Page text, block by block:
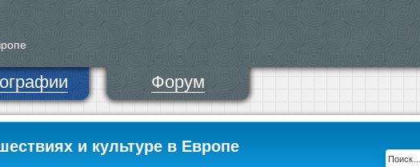
Форум
и культуре в Европе